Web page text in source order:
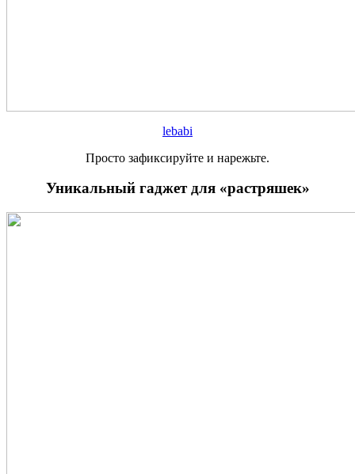
lebabi
Просто зафиксируйте и нарежьте.
Уникальный гаджет для «растряшек»